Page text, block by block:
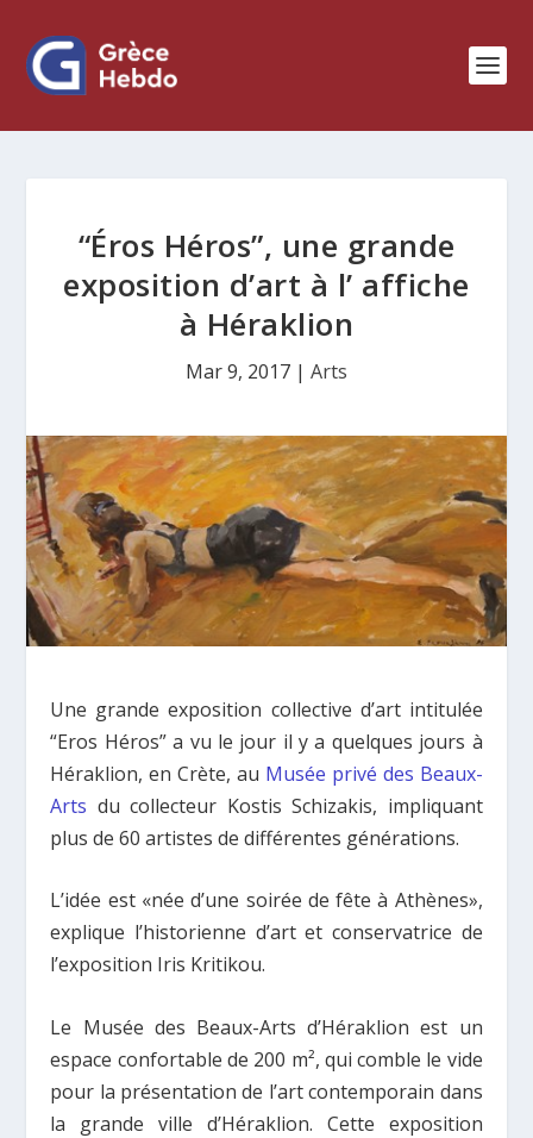
“Éros Héros”, une grande
exposition d’art à l’ affiche
à Héraklion
Mar 9, 2017 | Arts
Une grande exposition collective d’art intitulée
“Eros Héros” a vu le jour il y a quelques jours à
Héraklion, en Crète, au Musée privé des Beaux-
Arts du collecteur Kostis Schizakis, impliquant
plus de 60 artistes de différentes générations.
L’idée est «née d’une soirée de fête à Athènes»,
explique l’historienne d’art et conservatrice de
l’exposition Iris Kritikou.
Le Musée des Beaux-Arts d’Héraklion est un
espace confortable de 200 m², qui comble le vide
pour la présentation de l’art contemporain dans
la grande ville d’Héraklion. Cette exposition